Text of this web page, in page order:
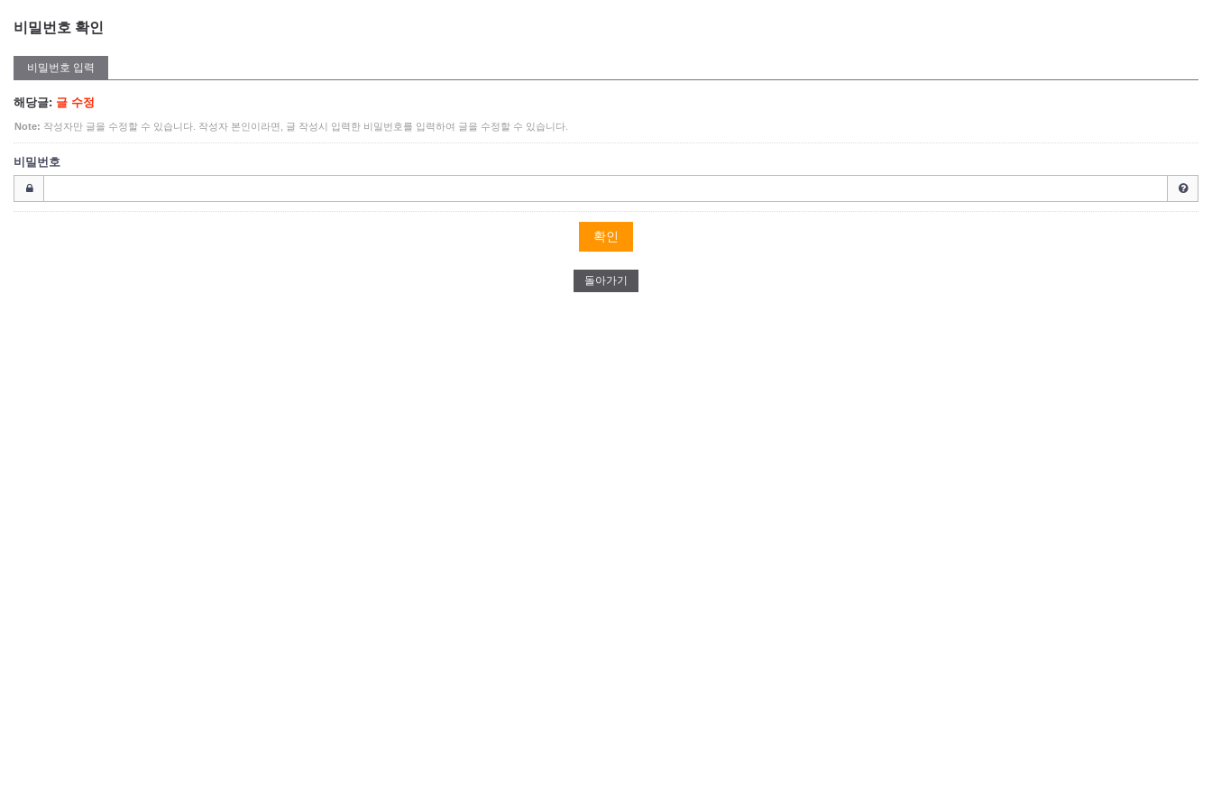
비밀번호 확인
비밀번호 입력
해당글: 글 수정
Note: 작성자만 글을 수정할 수 있습니다. 작성자 본인이라면, 글 작성시 입력한 비밀번호를 입력하여 글을 수정할 수 있습니다.
비밀번호
돌아가기